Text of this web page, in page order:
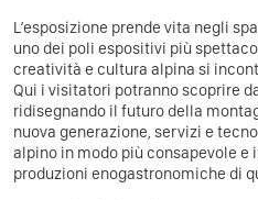
L’esposizione prende vita negli
uno dei poli espositivi più
creatività e cultura alpina si
Qui i visitatori potranno scoprire
ridisegnando il futuro della
nuova generazione, servizi e
alpino in modo più consapevole e
produzioni enogastronomiche di